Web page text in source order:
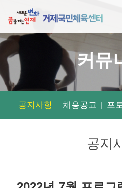
커뮤
공지사항 채용공고 포
공지